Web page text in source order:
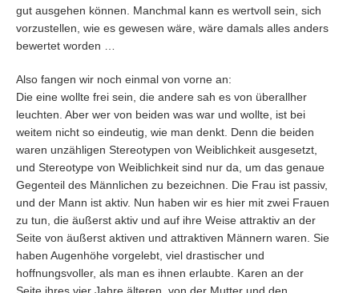
gut ausgehen können. Manchmal kann es wertvoll sein, sich
vorzustellen, wie es gewesen wäre, wäre damals alles anders
bewertet worden …
Also fangen wir noch einmal von vorne an:
Die eine wollte frei sein, die andere sah es von überallher
leuchten. Aber wer von beiden was war und wollte, ist bei
weitem nicht so eindeutig, wie man denkt. Denn die beiden
waren unzähligen Stereotypen von Weiblichkeit ausgesetzt,
und Stereotype von Weiblichkeit sind nur da, um das genaue
Gegenteil des Männlichen zu bezeichnen. Die Frau ist passiv,
und der Mann ist aktiv. Nun haben wir es hier mit zwei Frauen
zu tun, die äußerst aktiv und auf ihre Weise attraktiv an der
Seite von äußerst aktiven und attraktiven Männern waren. Sie
haben Augenhöhe vorgelebt, viel drastischer und
hoffnungsvoller, als man es ihnen erlaubte. Karen an der